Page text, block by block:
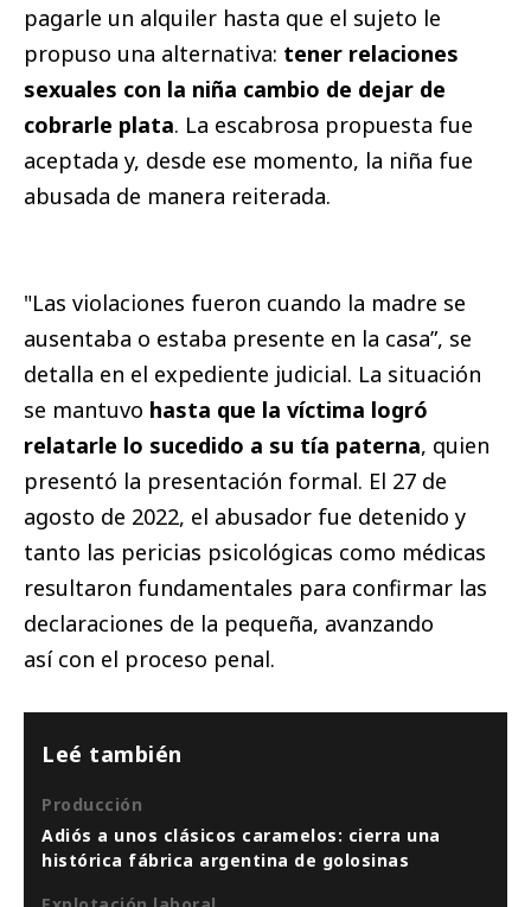
pagarle un alquiler hasta que el sujeto le
propuso una alternativa: tener relaciones
sexuales con la niña cambio de dejar de
cobrarle plata. La escabrosa propuesta fue
aceptada y, desde ese momento, la niña fue
abusada de manera reiterada.
"Las violaciones fueron cuando la madre se
ausentaba o estaba presente en la casa”, se
detalla en el expediente judicial. La situación
se mantuvo hasta que la víctima logró
relatarle lo sucedido a su tía paterna, quien
presentó la presentación formal. El 27 de
agosto de 2022, el abusador fue detenido y
tanto las pericias psicológicas como médicas
resultaron fundamentales para confirmar las
declaraciones de la pequeña, avanzando
así con el proceso penal.
Leé también
Producción
Adiós a unos clásicos caramelos: cierra una
histórica fábrica argentina de golosinas